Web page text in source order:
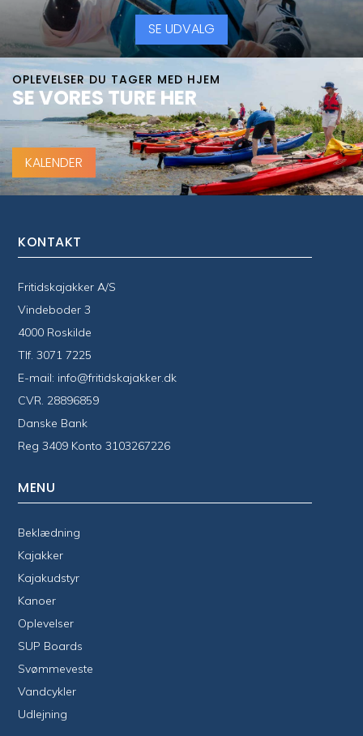
SE UDVALG
OPLEVELSER DU TAGER MED HJEM
SE VORES TURE HER
KALENDER
KONTAKT
Fritidskajakker A/S
Vindeboder 3
4000 Roskilde
Tlf.3071 7225
E-mail: info@fritidskajakker.dk
CVR. 28896859
Danske Bank
Reg 3409 Konto 3103267226
MENU
Beklædning
Kajakker
Kajakudstyr
Kanoer
Oplevelser
SUP Boards
Svømmeveste
Vandcykler
Udlejning